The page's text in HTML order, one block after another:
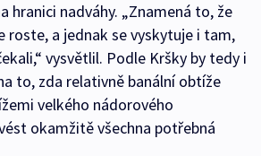
hranici nadváhy. „Znamená to, že
roste, a jednak se vyskytuje i tam,
vysvětlil. Podle Kršky by tedy i
to, zda relativně banální obtíže
velkého nádorového
okamžitě všechna potřebná